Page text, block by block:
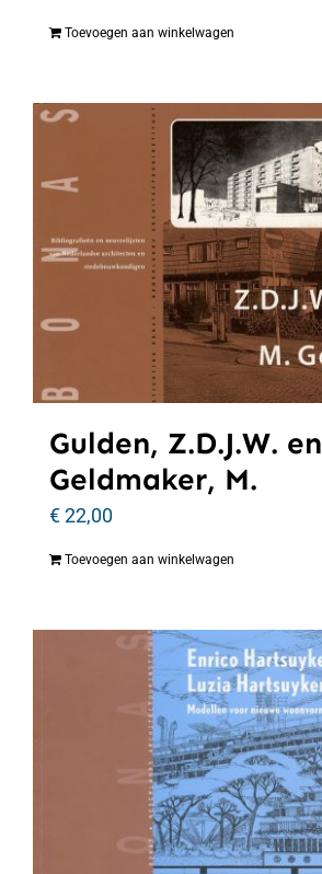
Toevoegen aan winkelwagen
Gulden, Z.D.J.W. en
Geldmaker, M.
€22,00
Toevoegen aan winkelwagen